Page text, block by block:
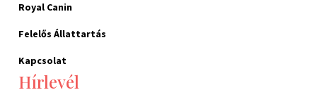
Royal Canin
Felelős Állattartás
Kapcsolat
Hírlevél